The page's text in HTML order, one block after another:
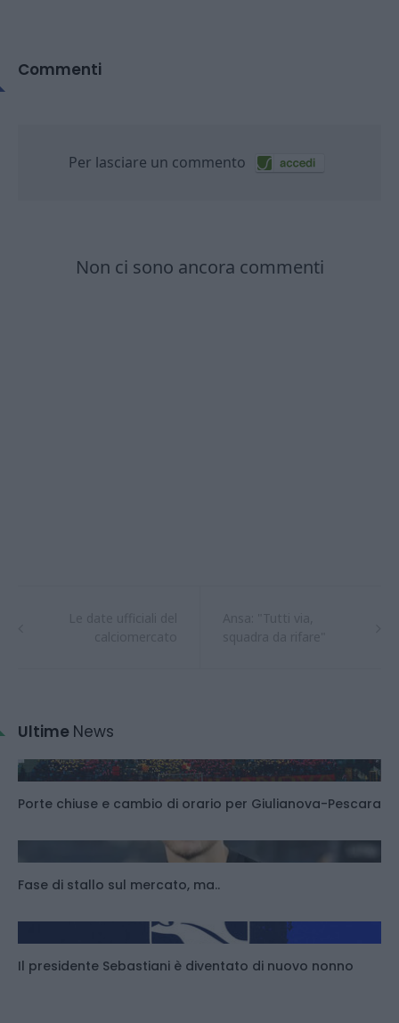
Commenti
Ultime News
Porte chiuse e cambio di orario per Giulianova-Pescara
Fase di stallo sul mercato, ma..
Il presidente Sebastiani è diventato di nuovo nonno